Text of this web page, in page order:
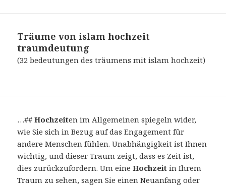
Träume von islam hochzeit
traumdeutung
(32 bedeutungen des träumens mit islam hochzeit)
…##Hochzeiten im Allgemeinen spiegeln wider,
wie Sie sich in Bezug auf das Engagement für
andere Menschen fühlen. Unabhängigkeit ist Ihnen
wichtig, und dieser Traum zeigt, dass es Zeit ist,
dies zurückzufordern. Um eineHochzeit in Ihrem
Traum zu sehen, sagen Sie einen Neuanfang oder